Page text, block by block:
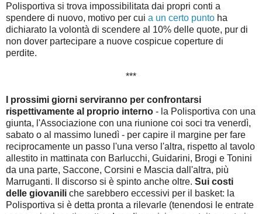
Polisportiva si trova impossibilitata dai propri conti a
spendere di nuovo, motivo per cui a un certo punto ha
dichiarato la volontà di scendere al 10% delle quote, pur di
non dover partecipare a nuove cospicue coperture di
perdite.
***
I prossimi giorni serviranno per confrontarsi
rispettivamente al proprio interno - la Polisportiva con una
giunta, l'Associazione con una riunione coi soci tra venerdì,
sabato o al massimo lunedì - per capire il margine per fare
reciprocamente un passo l'una verso l'altra, rispetto al tavolo
allestito in mattinata con Barlucchi, Guidarini, Brogi e Tonini
da una parte, Saccone, Corsini e Mascia dall'altra, più
Marruganti. Il discorso si è spinto anche oltre. Sui costi
delle giovanili che sarebbero eccessivi per il basket: la
Polisportiva si è detta pronta a rilevarle (tenendosi le entrate